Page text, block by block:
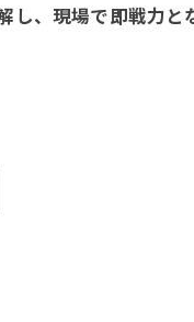
し、現場で即戦力と